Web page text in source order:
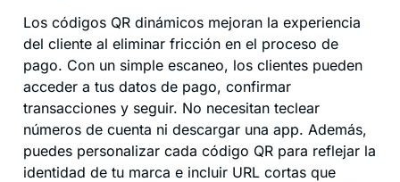
Los códigos QR dinámicos mejoran la experiencia
del cliente al eliminar fricción en el proceso de
pago. Con un simple escaneo, los clientes pueden
acceder a tus datos de pago, confirmar
transacciones y seguir. No necesitan teclear
números de cuenta ni descargar una app. Además,
puedes personalizar cada código QR para reflejar la
identidad de tu marca e incluir URL cortas que